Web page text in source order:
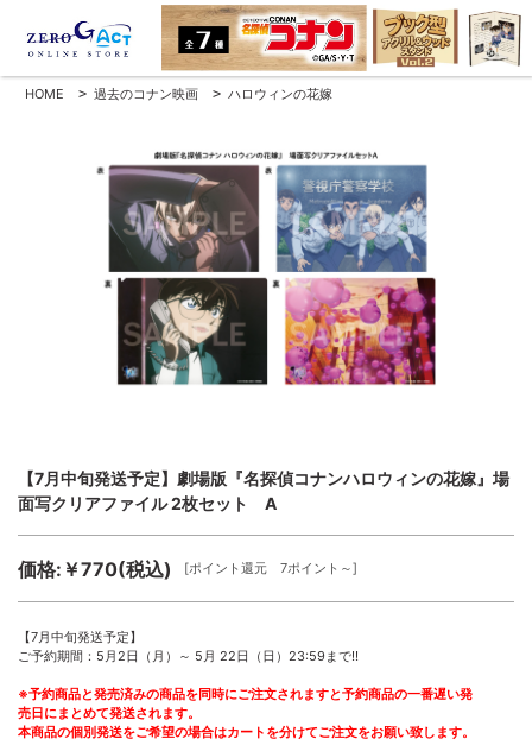
HOME > 過去のコナン映画 > ハロウィンの花嫁
【7月中旬発送予定】劇場版『名探偵コナンハロウィンの花嫁』場
面写クリアファイル 2枚セット A
価格:￥770(税込) [ポイント還元 7ポイント～]
【7月中旬発送予定】
ご予約期間：5月2日（月）～ 5月 22日（日）23:59まで!!
※予約商品と発売済みの商品を同時にご注文されますと予約商品の一番遅い発
売日にまとめて発送されます。
本商品の個別発送をご希望の場合はカートを分けてご注文をお願い致します。